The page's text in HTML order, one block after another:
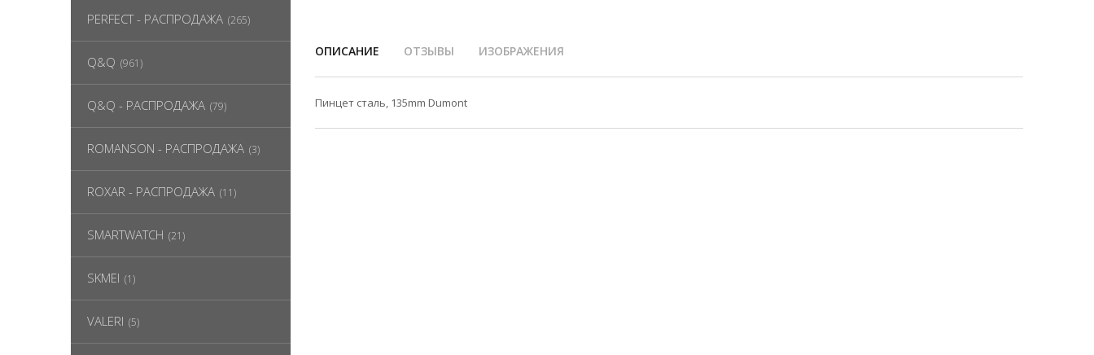
ОПИСАНИЕ ОТЗЫВЫ ИЗОБРАЖЕНИЯ
Пинцет сталь, 135mm Dumont
PERFECT - РАСПРОДАЖА (265)
Q&Q (961)
Q&Q - РАСПРОДАЖА (79)
ROMANSON - РАСПРОДАЖА (3)
ROXAR - РАСПРОДАЖА (11)
SMARTWATCH (21)
SKMEI (1)
VALERI (5)